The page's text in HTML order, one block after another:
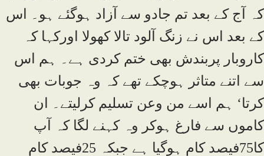
کہ آج کے بعد تم جادو سے آزاد ہوگئے ہو۔ اس
کے بعد اس نے زنگ آلود تالا کھولا اورکہا کہ
کاروبار پربندش بھی ختم کردی ہے۔ ہم اس
سے اتنے متاثر ہوچکے تھے کہ وہ جوبات بھی
کرتا‘ ہم اسے من وعن تسلیم کرلیتے۔ ان
کاموں سے فارغ ہوکر وہ کہنے لگا کہ آپ
کا75فیصد کام ہوگیا ہے جبکہ 25فیصد کام